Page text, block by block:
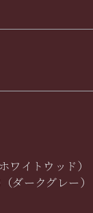
イトウッド）
ダークグレー）